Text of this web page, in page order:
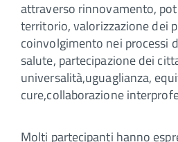
attraverso rinnovamento,
territorio, valorizzazione dei
coinvolgimento nei processi
salute, partecipazione dei
universalità,uguaglianza,
cure,collaborazione
Molti partecipanti hanno